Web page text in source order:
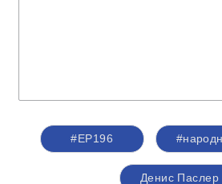
#ЕР196
Денис Паслер